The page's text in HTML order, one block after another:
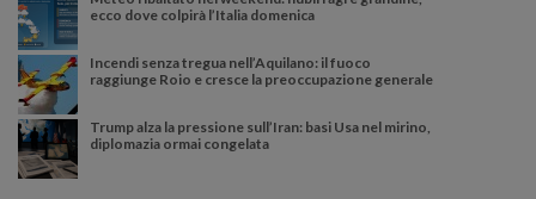
ecco dove colpirà l’Italia domenica
Incendi senza tregua nell’Aquilano: il fuoco
raggiunge Roio e cresce la preoccupazione generale
Trump alza la pressione sull’Iran: basi Usa nel mirino,
diplomazia ormai congelata